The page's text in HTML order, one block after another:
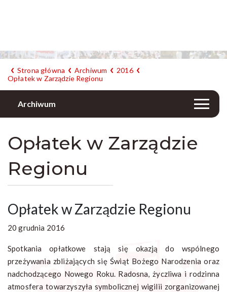
Strona główna Archiwum
2016
Opłatek w Zarządzie Regionu
Archiwum
Opłatek w Zarządzie
Regionu
Opłatek w Zarządzie Regionu
20 grudnia 2016
Spotkania opłatkowe stają się okazją do wspólnego
przeżywania zbliżających się Świąt Bożego Narodzenia oraz
nadchodzącego Nowego Roku. Radosna, życzliwa i rodzinna
atmosfera towarzyszyła symbolicznej wigilii zorganizowanej